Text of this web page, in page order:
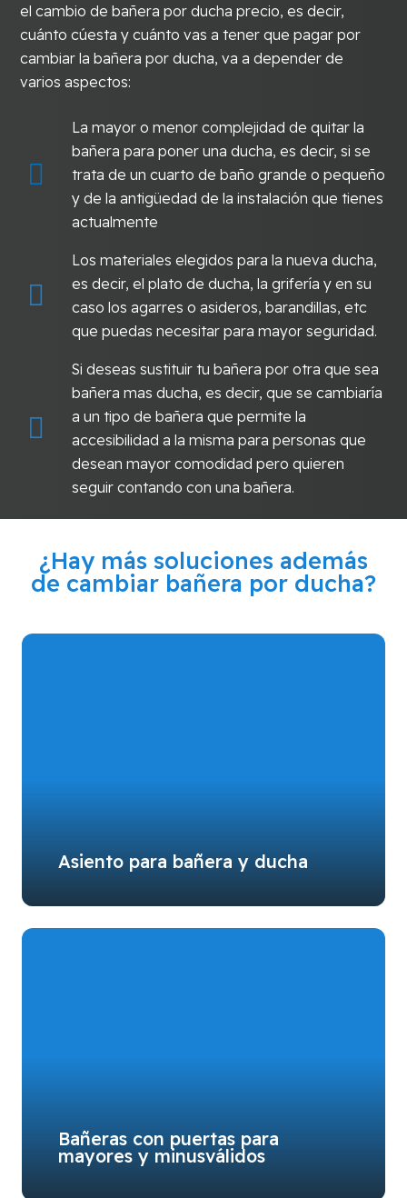
el cambio de bañera por ducha precio, es decir,
cuánto cúesta y cuánto vas a tener que pagar por
cambiar la bañera por ducha, va a depender de
varios aspectos:
La mayor o menor complejidad de quitar la
bañera para poner una ducha, es decir, si se
trata de un cuarto de baño grande o pequeño
y de la antigüedad de la instalación que tienes
actualmente
Los materiales elegidos para la nueva ducha,
es decir, el plato de ducha, la grifería y en su
caso los agarres o asideros, barandillas, etc
que puedas necesitar para mayor seguridad.
Si deseas sustituir tu bañera por otra que sea
bañera mas ducha, es decir, que se cambiaría
a un tipo de bañera que permite la
accesibilidad a la misma para personas que
desean mayor comodidad pero quieren
seguir contando con una bañera.
¿Hay más soluciones además
de cambiar bañera por ducha?
Asiento para bañera y ducha
Bañeras con puertas para
mayores y minusválidos